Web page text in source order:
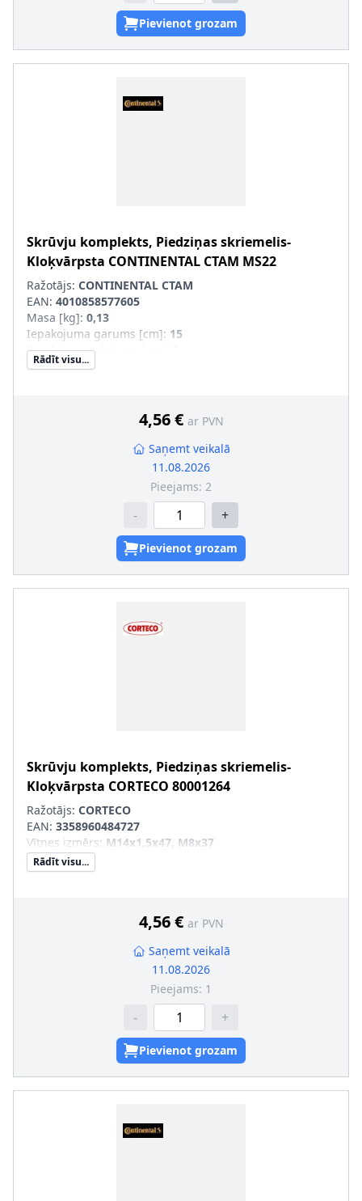
Pievienot grozam
Skrūvju komplekts, Piedziņas skriemelis-
Kloķvārpsta CONTINENTAL CTAM MS22
Ražotājs: CONTINENTAL CTAM
EAN: 4010858577605
Masa [kg]: 0,13
Iepakojuma garums [cm]: 15
Iepakojuma platums [cm]
Iepakojuma augstums [cm]
Rādīt visu...
4,56 € ar PVN
Saņemt veikalā
11.08.2026
Pieejams: 2
- +
Pievienot grozam
Skrūvju komplekts, Piedziņas skriemelis-
Kloķvārpsta CORTECO 80001264
Ražotājs: CORTECO
EAN: 3358960484727
Vītnes izmērs: M14x1,5x47, M8x37
Rādīt visu...
4,56 € ar PVN
Saņemt veikalā
11.08.2026
Pieejams: 1
- +
Pievienot grozam